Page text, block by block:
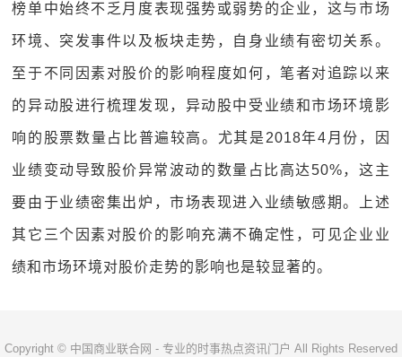
榜单中始终不乏月度表现强势或弱势的企业，这与市场
环境、突发事件以及板块走势，自身业绩有密切关系。
至于不同因素对股价的影响程度如何，笔者对追踪以来
的异动股进行梳理发现，异动股中受业绩和市场环境影
响的股票数量占比普遍较高。尤其是2018年4月份，因
业绩变动导致股价异常波动的数量占比高达50%，这主
要由于业绩密集出炉，市场表现进入业绩敏感期。上述
其它三个因素对股价的影响充满不确定性，可见企业业
绩和市场环境对股价走势的影响也是较显著的。
Copyright © 中国商业联合网 - 专业的时事热点资讯门户 All Rights Reserved